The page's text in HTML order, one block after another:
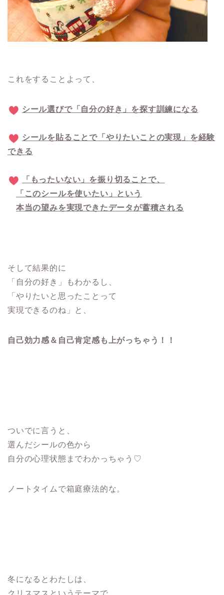
これをすることよって、
シール選びで「自分の好き」を探す訓練になる
シールを貼ることで「やりたいことの実現」を経験
できる
「もったいない」を振り切ることで、
「このシールを使いたい」という
本当の望みを実現できたデータが蓄積される
そして結果的に
「自分の好き」もわかるし、
「やりたいと思ったことって
実現できるのね」と、
自己効力感＆自己肯定感も上がっちゃう！！
ついでに言うと、
選んだシールの色から
自分の心理状態までわかっちゃう♡
ノートタイムで箱庭療法的な。
冬になるとわたしは、
クリスマスというテーマで